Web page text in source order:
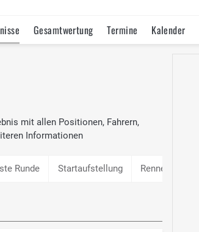
Gesamtwertung Termine Kalender
mit allen Positionen, Fahrern,
Informationen
Runde Startaufstellung Rennen